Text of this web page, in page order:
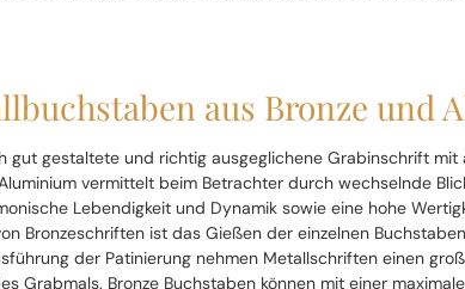
aus Bronze und
gut gestaltete und richtig ausgeglichene Grabinschrift
vermittelt beim Betrachter durch wechselnde
Lebendigkeit und Dynamik sowie eine hohe
Bronzeschriften ist das Gießen der einzelnen
der Patinierung nehmen Metallschriften einen
Grabmals. Bronze Buchstaben können mit einer